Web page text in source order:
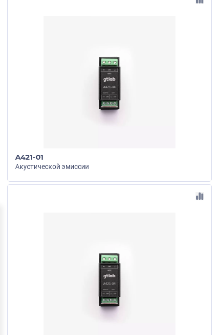
A421-01
Акустической эмиссии